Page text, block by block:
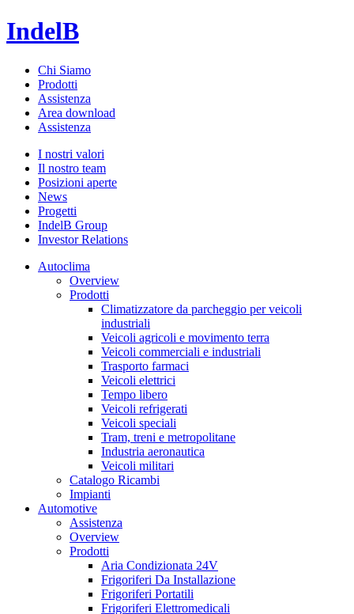
IndelB
Chi Siamo
Prodotti
Assistenza
Area download
Assistenza
I nostri valori
Il nostro team
Posizioni aperte
News
Progetti
IndelB Group
Investor Relations
Autoclima
Overview
Prodotti
Climatizzatore da parcheggio per veicoli
industriali
Veicoli agricoli e movimento terra
Veicoli commerciali e industriali
Trasporto farmaci
Veicoli elettrici
Tempo libero
Veicoli refrigerati
Veicoli speciali
Tram, treni e metropolitane
Industria aeronautica
Veicoli militari
Catalogo Ricambi
Impianti
Automotive
Assistenza
Overview
Prodotti
Aria Condizionata 24V
Frigoriferi Da Installazione
Frigoriferi Portatili
Frigoriferi Elettromedicali